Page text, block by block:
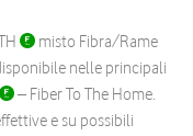
misto Fibra/Rame
nelle principali
– Fiber To The Home.
e su possibili